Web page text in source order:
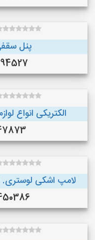
پنل سقفی
الکتریکی انواع
لامپ اشکی لوستری. e14. فلامنتی. 6وات. برق رویال